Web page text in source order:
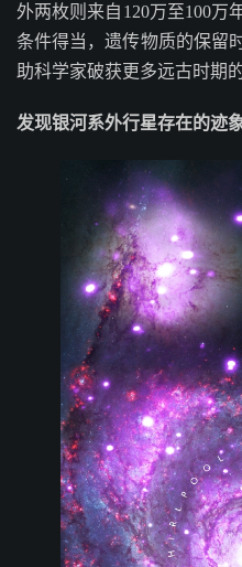
外两枚则来自120万至100万
条件得当，遗传物质的保留
助科学家破获更多远古时期
发现银河系外行星存在的迹